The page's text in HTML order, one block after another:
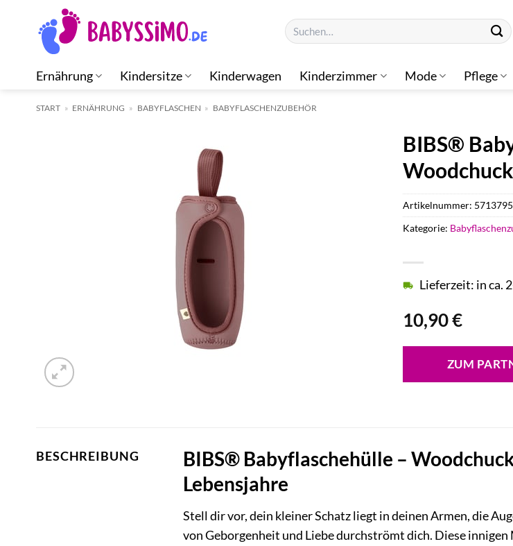
springen
Suchen
nach:
Ernährung Kindersitze Kinderwagen Kinderzimmer Mode Pflege
START » ERNÄHRUNG » BABYFLASCHEN » BABYFLASCHENZUBEHÖR
BIBS®
Woodchuck
10,90€
Lieferzeit: in ca.
ZUM
Artikelnummer:
Kategorie:
BESCHREIBUNG
BIBS® Babyflaschehülle –
Lebensjahre
Stell dir vor, dein kleiner Schatz liegt in deinen Armen, die
von Geborgenheit und Liebe durchströmt dich. Diese innigen